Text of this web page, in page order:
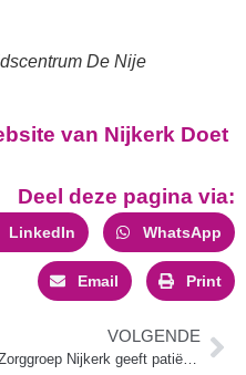
De Nije
van Nijkerk Doet
Deel deze pagina via:
LinkedIn WhatsApp
Email Print
VOLGENDE
Zorggroep Nijkerk geeft patiënten meer regie